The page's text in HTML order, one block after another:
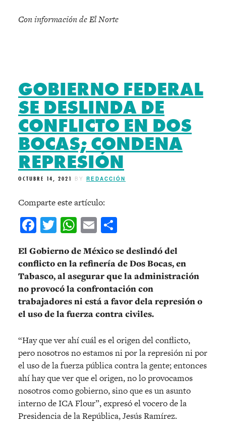
Con información de El Norte
GOBIERNO FEDERAL
SE DESLINDA DE
CONFLICTO EN DOS
BOCAS; CONDENA
REPRESIÓN
OCTUBRE 14, 2021 BY REDACCIÓN
Comparte este artículo:
Facebook
Twitter
WhatsApp
Email
El Gobierno de México se deslindó del
conflicto en la refinería de Dos Bocas, en
Tabasco, al asegurar que la administración
no provocó la confrontación con
trabajadores ni está a favor dela represión o
el uso de la fuerza contra civiles.
“Hay que ver ahí cuál es el origen del conflicto,
pero nosotros no estamos ni por la represión ni por
el uso de la fuerza pública contra la gente; entonces
ahí hay que ver que el origen, no lo provocamos
nosotros como gobierno, sino que es un asunto
interno de ICA Flour”, expresó el vocero de la
Presidencia de la República, Jesús Ramírez.